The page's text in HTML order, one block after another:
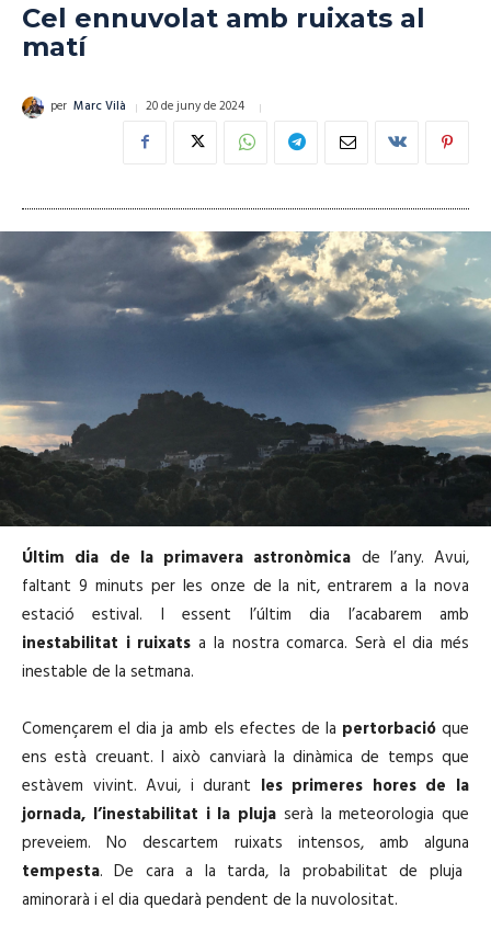
Cel ennuvolat amb ruixats al
matí
per Marc Vilà 20 de juny de 2024
Últim dia de la primavera astronòmica de l’any. Avui,
faltant 9 minuts per les onze de la nit, entrarem a la nova
estació estival. I essent l’últim dia l’acabarem amb
inestabilitat i ruixats a la nostra comarca. Serà el dia més
inestable de la setmana.
Començarem el dia ja amb els efectes de la pertorbacióque
ens està creuant. I això canviarà la dinàmica de temps que
estàvem vivint. Avui, i durant les primeres hores de la
jornada, l’inestabilitat i la pluja serà la meteorologia que
preveiem. No descartem ruixats intensos, amb alguna
tempesta. De cara a la tarda, la probabilitat de pluja
aminorarà i el dia quedarà pendent de la nuvolositat.